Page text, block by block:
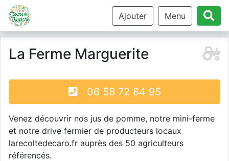
Ajouter Menu
La Ferme Marguerite
06 58 72 84 95
Venez découvrir nos jus de pomme, notre mini-ferme
et notre drive fermier de producteurs locaux
larecoltedecaro.fr auprès des 50 agriculteurs
référencés.